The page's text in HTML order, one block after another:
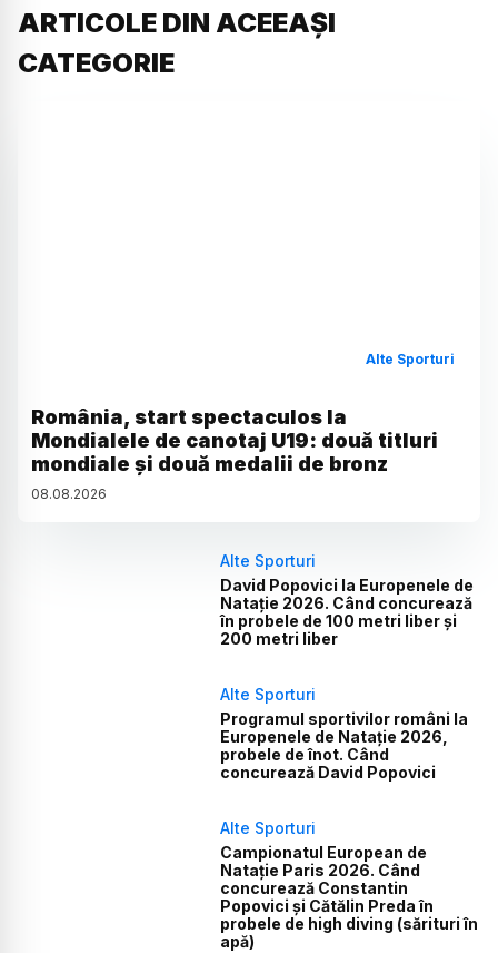
ARTICOLE DIN ACEEAȘI
CATEGORIE
Alte Sporturi
România, start spectaculos la
Mondialele de canotaj U19: două titluri
mondiale și două medalii de bronz
08.08.2026
Alte Sporturi
David Popovici la Europenele de
Natație 2026. Când concurează
în probele de 100 metri liber și
200 metri liber
Alte Sporturi
Programul sportivilor români la
Europenele de Natație 2026,
probele de înot. Când
concurează David Popovici
Alte Sporturi
Campionatul European de
Natație Paris 2026. Când
concurează Constantin
Popovici și Cătălin Preda în
probele de high diving (sărituri în
apă)